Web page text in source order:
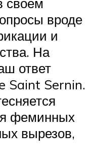
вроде
и
На
ответ
Saint Sernin.
феминных
вырезов,